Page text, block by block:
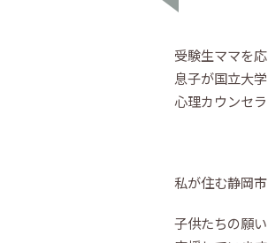
受験生ママを応
息子が国立大
心理カウンセ
私が住む静岡
子供たちの願